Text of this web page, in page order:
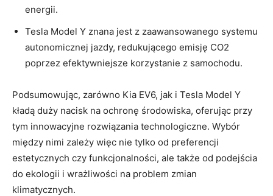
energii.
Tesla Model Y znana jest z zaawansowanego systemu
autonomicznej jazdy,⁤ redukującego emisję CO2
poprzez efektywniejsze ⁢korzystanie z samochodu.
Podsumowując, zarówno Kia EV6, jak i Tesla Model Y
kładą duży nacisk‍ na ochronę środowiska, oferując przy‍
tym innowacyjne⁢ rozwiązania ‍technologiczne. Wybór
między nimi zależy więc nie tylko od preferencji
estetycznych czy funkcjonalności, ale także od podejścia
do ekologii i wrażliwości na problem zmian
klimatycznych.